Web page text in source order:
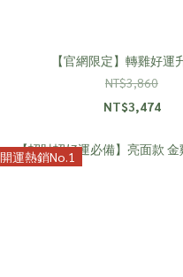
【官網限定】轉雞好運
NT$3,860
NT$3,474
開運熱銷No.1